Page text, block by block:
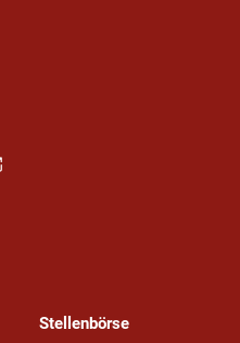
Stellenbörse